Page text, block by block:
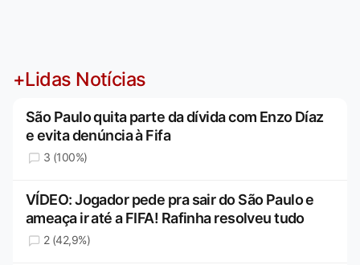
+Lidas Notícias
São Paulo quita parte da dívida com Enzo Díaz
e evita denúncia à Fifa
3 (100%)
VÍDEO: Jogador pede pra sair do São Paulo e
ameaça ir até a FIFA! Rafinha resolveu tudo
2 (42,9%)